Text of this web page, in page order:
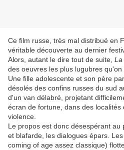
Ce film russe, très mal distribué en
véritable découverte au dernier
Alors, autant le dire tout de suite, La
des oeuvres les plus lugubres
Une fille adolescente et son père
désolés des confins russes du sud
d'un van délabré, projetant
écran de fortune, dans des localités
violence.
Le propos est donc désespérant au
et blafarde, les dialogues épars.
coming of age assez classique)